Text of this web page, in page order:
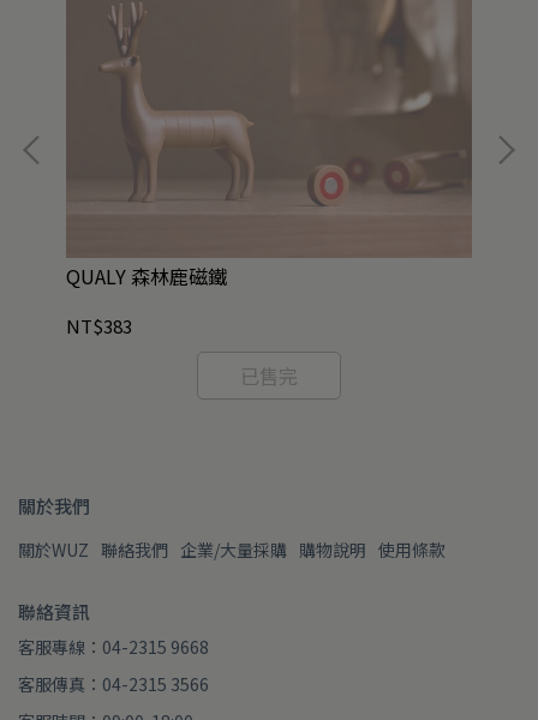
QUALY 森林鹿磁鐵
NT$383
已售完
關於我們
關於WUZ 聯絡我們 企業/大量採購 購物說明 使用條款
聯絡資訊
客服專線：04-2315 9668
客服傳真：04-2315 3566